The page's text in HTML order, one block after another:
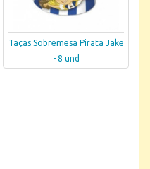
Taças Sobremesa Pirata Jake
- 8 und